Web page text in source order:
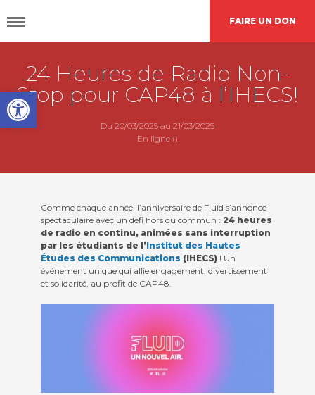
FAIRE UN DON
DÉCOUVRIR CAP48
AVEC NOUS
Demande de financement
L’agenda CAP48
24 Heures de Radio Non-
Stop pour CAP48 à l’IHECS!
Du 20/03/2025 au 21/03/2025
En ligne ()
Comme chaque année, l’anniversaire de Fluid s’annonce
spectaculaire avec un défi hors du commun :24 heures
de radio en continu, animées sans interruption
par les étudiants de l’Institut des Hautes
Études des Communications (IHECS) ! Un
événement unique qui allie engagement, divertissement
et solidarité, au profit de CAP48.
Open toolbar